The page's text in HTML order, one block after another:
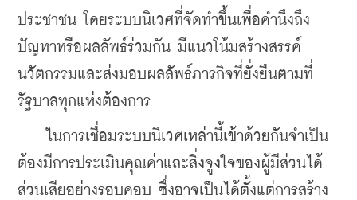
ประชาชน โดยระบบนิเวศที่จัดทำขึ้นเพื่อคำนึงถึง
ปัญหาหรือผลลัพธ์ร่วมกัน มีแนวโน้มสร้างสรรค์
นวัตกรรมและส่งมอบผลลัพธ์ภารกิจที่ยั่งยืนตามที่
รัฐบาลทุกแห่งต้องการ
ในการเชื่อมระบบนิเวศเหล่านี้เข้าด้วยกันจำเป็น
ต้องมีการประเมินคุณค่าและสิ่งจูงใจของผู้มีส่วนได้
ส่วนเสียอย่างรอบคอบ ซึ่งอาจเป็นได้ตั้งแต่การสร้าง